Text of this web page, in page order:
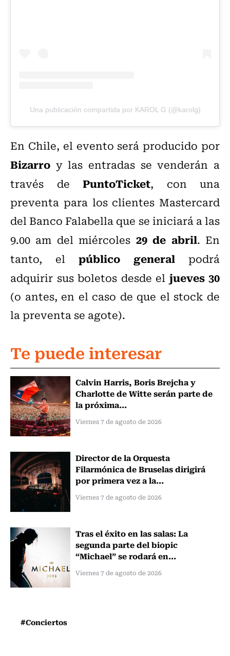
Una publicación compartida por KAROL G (@karolg)
En Chile, el evento será producido por
Bizarro y las entradas se venderán a
través de PuntoTicket, con una
preventa para los clientes Mastercard
del Banco Falabella que se iniciará a las
9.00 am del miércoles 29 de abril. En
tanto, el público general podrá
adquirir sus boletos desde el jueves 30
(o antes, en el caso de que el stock de
la preventa se agote).
Te puede interesar
Calvin Harris, Boris Brejcha y
Charlotte de Witte serán parte de
la próxima...
Viernes 7 de agosto de 2026
Director de la Orquesta
Filarmónica de Bruselas dirigirá
por primera vez a la...
Viernes 7 de agosto de 2026
Tras el éxito en las salas: La
segunda parte del biopic
“Michael” se rodará en...
Viernes 7 de agosto de 2026
#Conciertos